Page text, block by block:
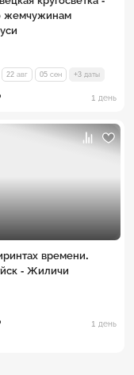
жемчужинам
22 авг 05 сен +3 даты
1 день
времени.
- Жиличи
1 день